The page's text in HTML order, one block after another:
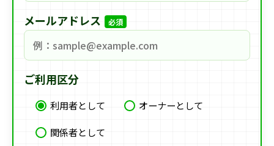
メールアドレス 必須
ご利用区分
利用者として
オーナーとして
関係者として